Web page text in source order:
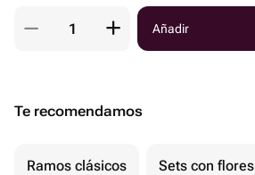
Añadir
Te recomendamos
Ramos clásicos Sets con flores